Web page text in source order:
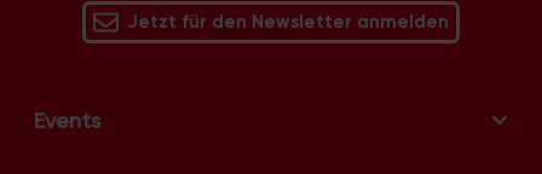
Jetzt für den Newsletter anmelden
Events